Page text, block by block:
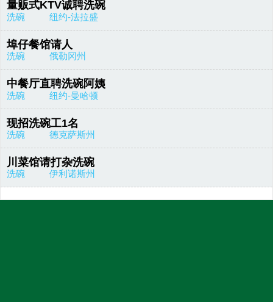
量贩式KTV诚聘洗碗
洗碗 纽约-法拉盛
埠仔餐馆请人
洗碗 俄勒冈州
中餐厅直聘洗碗阿姨
洗碗 纽约-曼哈顿
现招洗碗工1名
洗碗 德克萨斯州
川菜馆请打杂洗碗
洗碗 伊利诺斯州